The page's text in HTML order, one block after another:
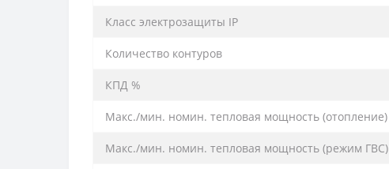
Класс электрозащиты IP
Количество контуров
КПД %
Макс./мин. номин. тепловая мощность (отoпление)
Макс./мин. номин. тепловая мощность (режим ГВС)